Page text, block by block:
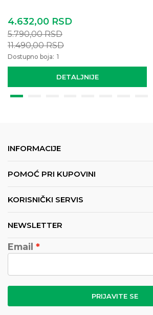
DETALJNIJE
4.632,00 RSD
5.790,00RSD
11.490,00RSD
Dostupno boja: 1
INFORMACIJE
POMOĆ PRI KUPOVINI
KORISNIČKI SERVIS
NEWSLETTER
Email
PRIJAVITE SE